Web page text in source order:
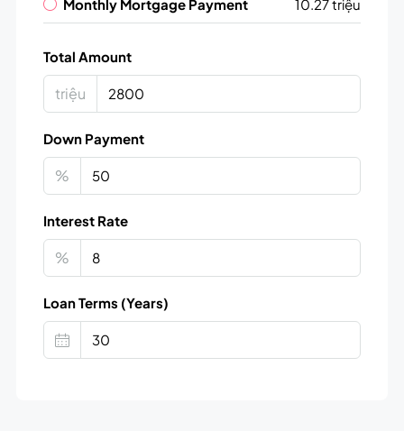
Monthly Mortgage Payment 10.27 triệu
Total Amount
triệu
Down Payment
%
Interest Rate
%
Loan Terms (Years)